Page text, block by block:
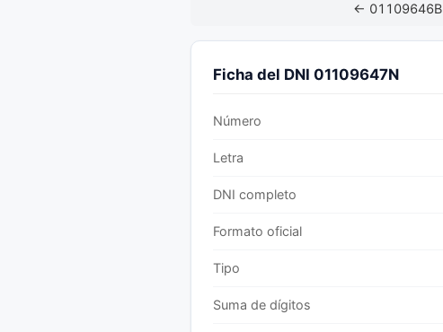
← 01109646B
Ficha del DNI 01109647N
Número
Letra
DNI completo
Formato oficial
Tipo
Suma de dígitos